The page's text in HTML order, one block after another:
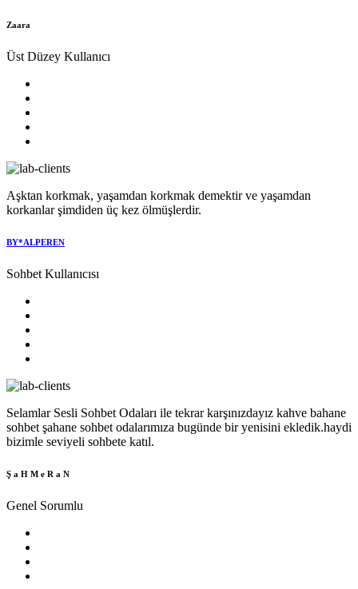
Zaara
Üst Düzey Kullanıcı
Aşktan korkmak, yaşamdan korkmak demektir ve yaşamdan
korkanlar şimdiden üç kez ölmüşlerdir.
BY*ALPEREN
Sohbet Kullanıcısı
Selamlar Sesli Sohbet Odaları ile tekrar karşınızdayız kahve bahane
sohbet şahane sohbet odalarımıza bugünde bir yenisini ekledik.haydi
bizimle seviyeli sohbete katıl.
Ş a H M e R a N
Genel Sorumlu